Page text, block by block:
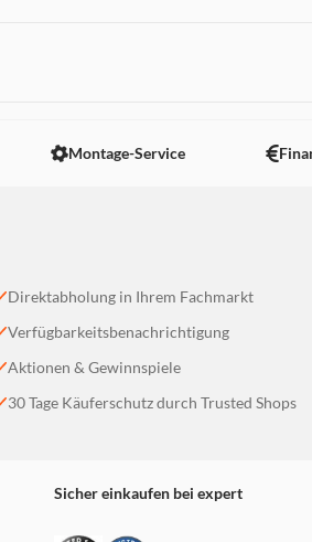
Montage-Service
Direktabholung in Ihrem Fachmarkt
Verfügbarkeitsbenachrichtigung
Aktionen & Gewinnspiele
30 Tage Käuferschutz durch Trusted Shops
Sicher einkaufen bei expert